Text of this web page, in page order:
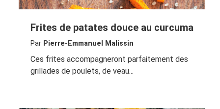
Frites de patates douce au curcuma
Par Pierre-Emmanuel Malissin
Ces frites accompagneront parfaitement des
grillades de poulets, de veau...